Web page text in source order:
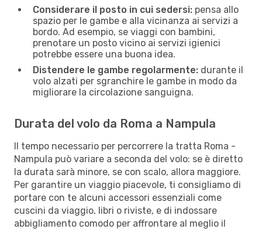
Considerare il posto in cui sedersi: pensa allo
spazio per le gambe e alla vicinanza ai servizi a
bordo. Ad esempio, se viaggi con bambini,
prenotare un posto vicino ai servizi igienici
potrebbe essere una buona idea.
Distendere le gambe regolarmente: durante il
volo alzati per sgranchire le gambe in modo da
migliorare la circolazione sanguigna.
Durata del volo da Roma a Nampula
Il tempo necessario per percorrere la tratta Roma -
Nampula può variare a seconda del volo: se è diretto
la durata sarà minore, se con scalo, allora maggiore.
Per garantire un viaggio piacevole, ti consigliamo di
portare con te alcuni accessori essenziali come
cuscini da viaggio, libri o riviste, e di indossare
abbigliamento comodo per affrontare al meglio il